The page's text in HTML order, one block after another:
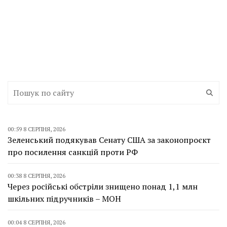
00:59 8 СЕРПНЯ, 2026
Зеленський подякував Сенату США за законопроєкт
про посилення санкцій проти РФ
00:38 8 СЕРПНЯ, 2026
Через російські обстріли знищено понад 1,1 млн
шкільних підручників – МОН
00:04 8 СЕРПНЯ, 2026